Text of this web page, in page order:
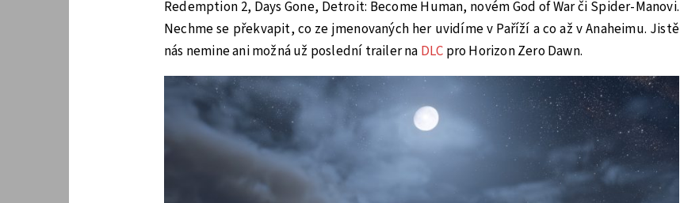
Redemption 2, Days Gone, Detroit: Become Human, novém God of War či Spider-Manovi.
Nechme se překvapit, co ze jmenovaných her uvidíme v Paříží a co až v Anaheimu. Jistě
nás nemine ani možná už poslední trailer na DLC pro Horizon Zero Dawn.